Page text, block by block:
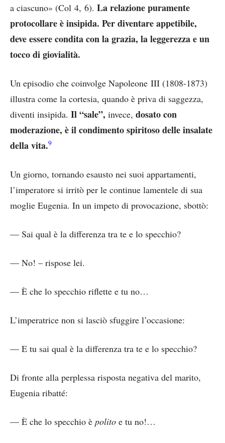
a ciascuno» (Col 4, 6). La relazione puramente
protocollare è insipida. Per diventare appetibile,
deve essere condita con la grazia, la leggerezza e un
tocco di giovialità.
Un episodio che coinvolge Napoleone III (1808-1873)
illustra come la cortesia, quando è priva di saggezza,
diventi insipida. Il “sale”, invece, dosato con
moderazione, è il condimento spiritoso delle insalate
della vita.9
Un giorno, tornando esausto nei suoi appartamenti,
l’imperatore si irritò per le continue lamentele di sua
moglie Eugenia. In un impeto di provocazione, sbottò:
— Sai qual è la differenza tra te e lo specchio?
— No! – rispose lei.
— È che lo specchio riflette e tu no…
L’imperatrice non si lasciò sfuggire l’occasione:
— E tu sai qual è la differenza tra te e lo specchio?
Di fronte alla perplessa risposta negativa del marito,
Eugenia ribatté:
— È che lo specchio è polito e tu no!…